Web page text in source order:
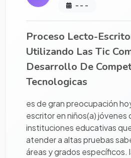
- - -
Proceso Lecto-
Utilizando Las Tic
Desarrollo De
Tecnologicas
es de gran preocupación
escritor en niños(a) jóvenes
instituciones educativas
atender a altas pruebas
áreas y grados específicos.